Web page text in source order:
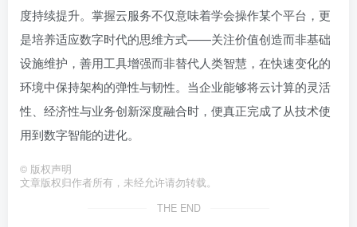
度持续提升。掌握云服务不仅意味着学会操作某个平台，更
是培养适应数字时代的思维方式——关注价值创造而非基础
设施维护，善用工具增强而非替代人类智慧，在快速变化的
环境中保持架构的弹性与韧性。当企业能够将云计算的灵活
性、经济性与业务创新深度融合时，便真正完成了从技术使
用到数字智能的进化。
© 版权声明
文章版权归作者所有，未经允许请勿转载。
THE END